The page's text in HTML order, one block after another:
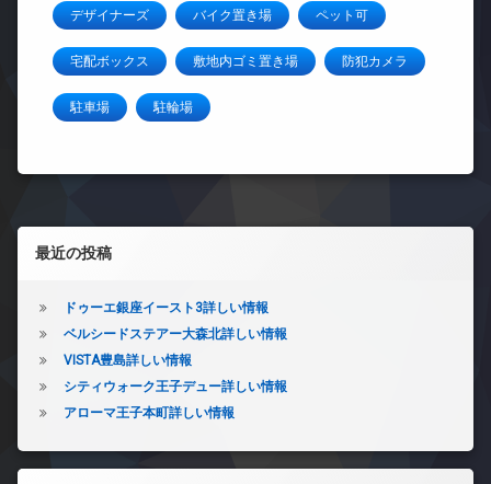
デザイナーズ バイク置き場 ペット可
宅配ボックス 敷地内ゴミ置き場 防犯カメラ
駐車場 駐輪場
左サイドバー
最近の投稿
ドゥーエ銀座イースト3詳しい情報
ベルシードステアー大森北詳しい情報
VISTA豊島詳しい情報
シティウォーク王子デュー詳しい情報
アローマ王子本町詳しい情報